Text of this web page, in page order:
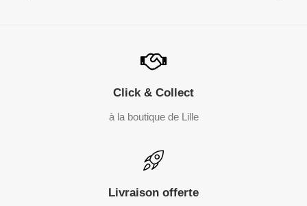
Click & Collect
à la boutique de Lille
Livraison offerte